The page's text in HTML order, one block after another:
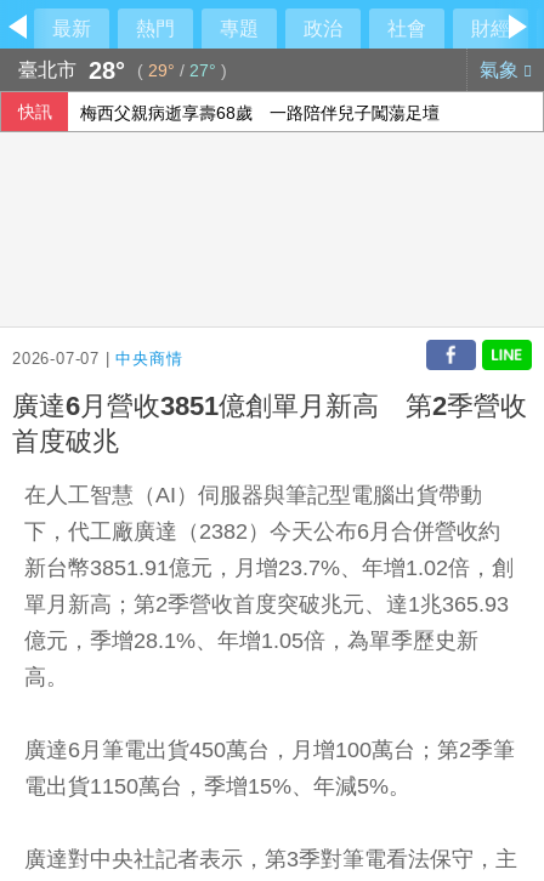
最新 熱門 專題 政治 社會
財經
臺北市 28° ( 29° / 27° ) 氣象
快訊 梅西父親病逝享壽68歲 一路陪伴兒子闖蕩足壇
2026-07-07 |中央商情
廣達6月營收3851億創單月新高 第2季營收
首度破兆
在人工智慧（AI）伺服器與筆記型電腦出貨帶動
下，代工廠廣達（2382）今天公布6月合併營收約
新台幣3851.91億元，月增23.7%、年增1.02倍，創
單月新高；第2季營收首度突破兆元、達1兆365.93
億元，季增28.1%、年增1.05倍，為單季歷史新
高。
廣達6月筆電出貨450萬台，月增100萬台；第2季筆
電出貨1150萬台，季增15%、年減5%。
廣達對中央社記者表示，第3季對筆電看法保守，主